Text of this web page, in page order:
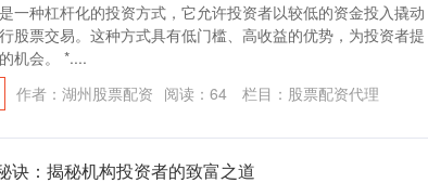
一种杠杆化的投资方式，它允许投资者以较低的资金投入撬动
股票交易。这种方式具有低门槛、高收益的优势，为投资者提
机会。 *....
作者：湖州股票配资 阅读： 64 栏目： 股票配资代理
诀：揭秘机构投资者的致富之道